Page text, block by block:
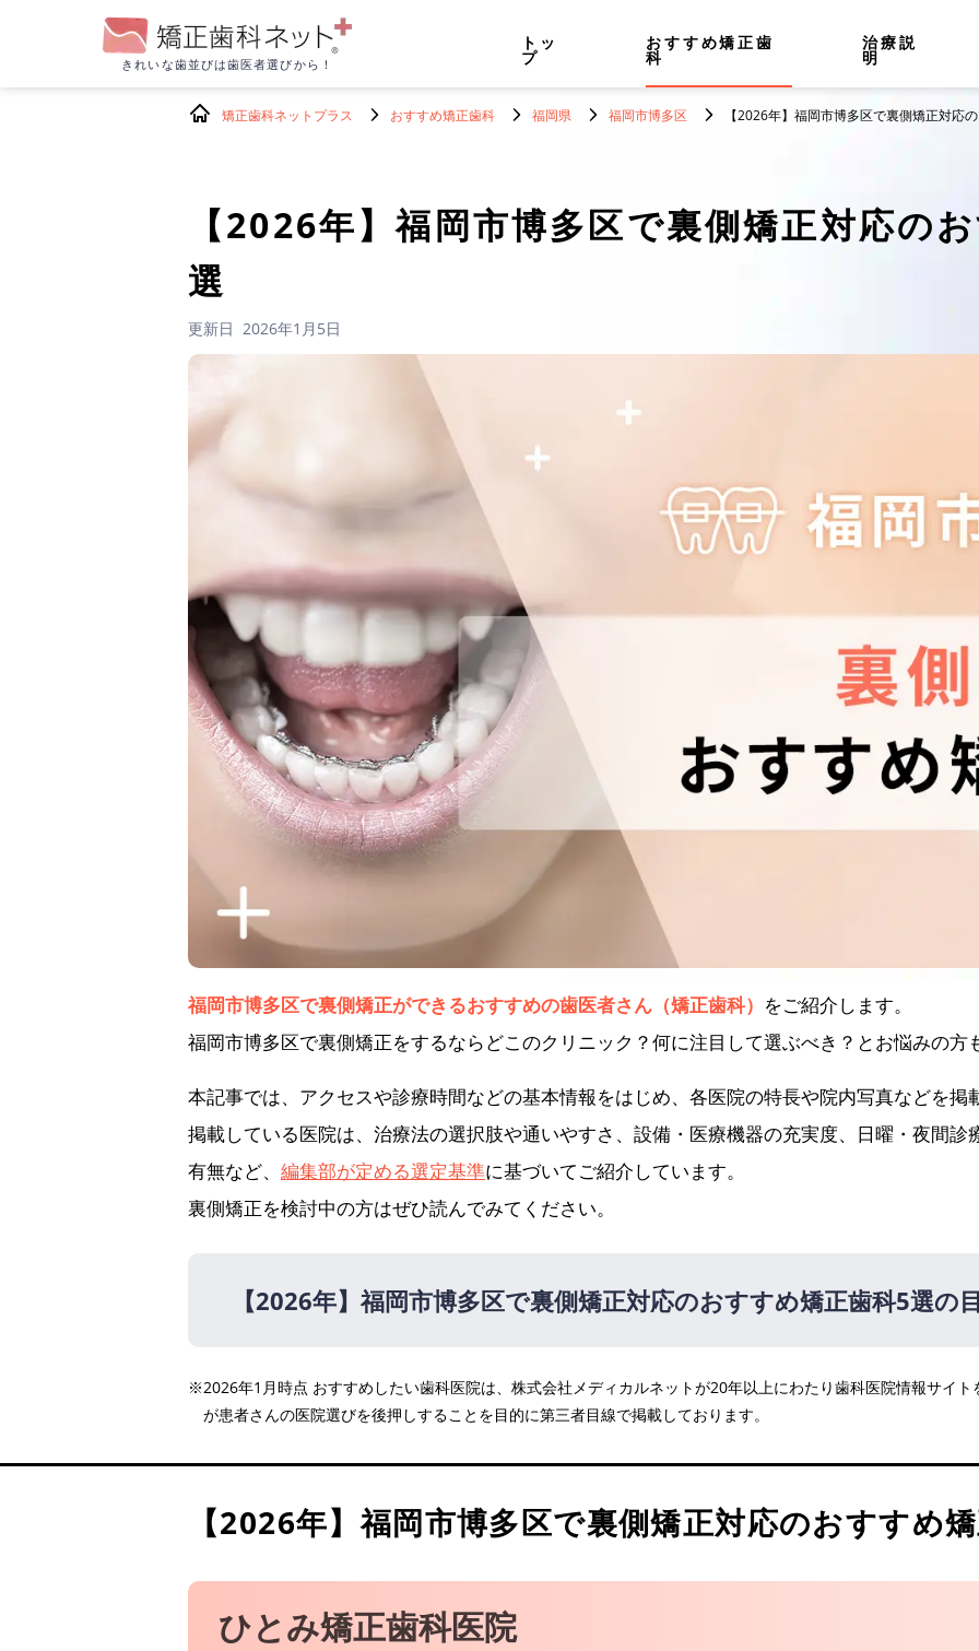
きれいな歯並びは歯医者選びから！
トッ
プ
おすすめ矯正歯
科
治療説
明
矯正歯科ネットプラス おすすめ矯正歯科 福岡県 福岡市博多区 【2026年】福岡市博多区で裏側矯正対応
【2026年】福岡市博多区で裏側矯正対応の
選
更新日 2026年1月5日
福岡市博多区で裏側矯正ができるおすすめの歯医者さん（矯正歯科） をご紹介します。
福岡市博多区で裏側矯正をするならどこのクリニック？何に注目して選ぶべき？とお悩みの方
本記事では、アクセスや診療時間などの基本情報をはじめ、各医院の特長や院内写真などを掲
掲載している医院は、治療法の選択肢や通いやすさ、設備・医療機器の充実度、日曜・夜間
有無など、 編集部が定める選定基準に基づいてご紹介しています。
裏側矯正を検討中の方はぜひ読んでみてください。
【2026年】福岡市博多区で裏側矯正対応のおすすめ矯正歯科5選の
ひとみ矯正歯科医院
博多矯正歯科 KITTE博多院
服部歯科醫院
MOTO矯正歯科
やまだホワイトクリニック歯科
※2026年1月時点 おすすめしたい歯科医院は、株式会社メディカルネットが20年以上にわたり歯科医院情報サイト
が患者さんの医院選びを後押しすることを目的に第三者目線で掲載しております。
【2026年】福岡市博多区で裏側矯正対応のおすすめ
ひとみ矯正歯科医院